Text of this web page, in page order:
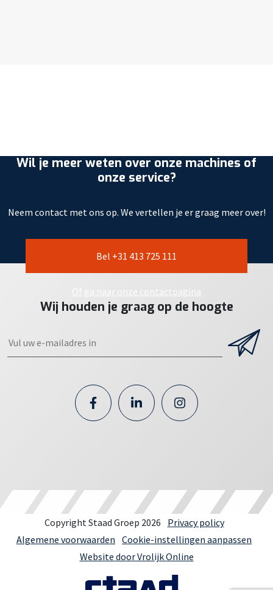
Wil je meer weten over onze machines of
onze service?
Neem contact met ons op. We vertellen je er graag meer over!
Bel +31 413 725 111
Of ga naar onze contactpagina
Wij houden je graag op de hoogte
Copyright Staad Groep 2026
Privacy policy
Algemene voorwaarden Cookie-instellingen aanpassen
Website door Vrolijk Online